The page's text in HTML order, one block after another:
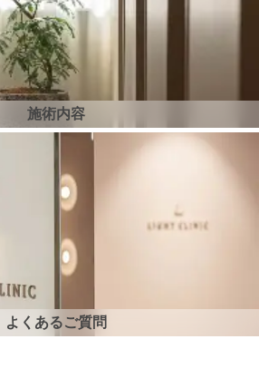
施術内容
よくあるご質問